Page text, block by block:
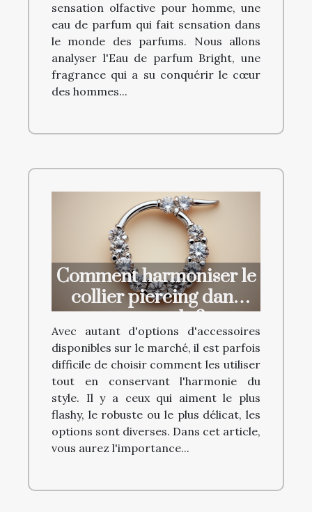
sensation olfactive pour homme, une
eau de parfum qui fait sensation dans
le monde des parfums. Nous allons
analyser l'Eau de parfum Bright, une
fragrance qui a su conquérir le cœur
des hommes...
Comment harmoniser le
collier piercing dans
votre style ?
Avec autant d'options d'accessoires
disponibles sur le marché, il est parfois
difficile de choisir comment les utiliser
tout en conservant l'harmonie du
style. Il y a ceux qui aiment le plus
flashy, le robuste ou le plus délicat, les
options sont diverses. Dans cet article,
vous aurez l'importance...